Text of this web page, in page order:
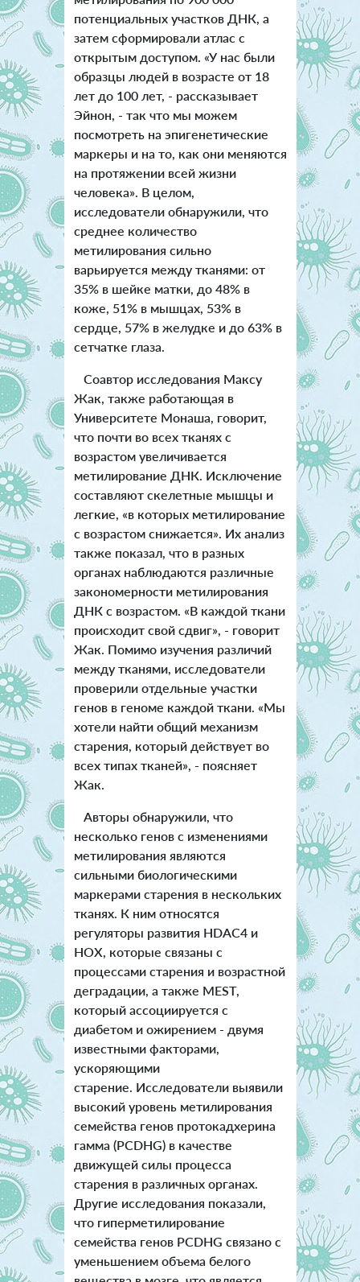
потенциальных участков ДНК, а
затем сформировали атлас с
открытым доступом. «У нас были
образцы людей в возрасте от 18
лет до 100 лет, - рассказывает
Эйнон, - так что мы можем
посмотреть на эпигенетические
маркеры и на то, как они меняются
на протяжении всей жизни
человека». В целом,
исследователи обнаружили, что
среднее количество
метилирования сильно
варьируется между тканями: от
35% в шейке матки, до 48% в
коже, 51% в мышцах, 53% в
сердце, 57% в желудке и до 63% в
сетчатке глаза.
Соавтор исследования Максу
Жак, также работающая в
Университете Монаша, говорит,
что почти во всех тканях с
возрастом увеличивается
метилирование ДНК. Исключение
составляют скелетные мышцы и
легкие, «в которых метилирование
с возрастом снижается». Их анализ
также показал, что в разных
органах наблюдаются различные
закономерности метилирования
ДНК с возрастом. «В каждой ткани
происходит свой сдвиг», - говорит
Жак. Помимо изучения различий
между тканями, исследователи
проверили отдельные участки
генов в геноме каждой ткани. «Мы
хотели найти общий механизм
старения, который действует во
всех типах тканей», - поясняет
Жак.
Авторы обнаружили, что
несколько генов с изменениями
метилирования являются
сильными биологическими
маркерами старения в нескольких
тканях. К ним относятся
регуляторы развития HDAC4 и
HOX, которые связаны с
процессами старения и возрастной
деградации, а также MEST,
который ассоциируется с
диабетом и ожирением - двумя
известными факторами,
ускоряющими
старение. Исследователи выявили
высокий уровень метилирования
семейства генов протокадхерина
гамма (PCDHG) в качестве
движущей силы процесса
старения в различных органах.
Другие исследования показали,
что гиперметилирование
семейства генов PCDHG связано с
уменьшением объема белого